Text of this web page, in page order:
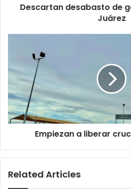
Descartan desabasto de
Juárez
cruces
fronterizos
Empiezan a liberar
Related Articles